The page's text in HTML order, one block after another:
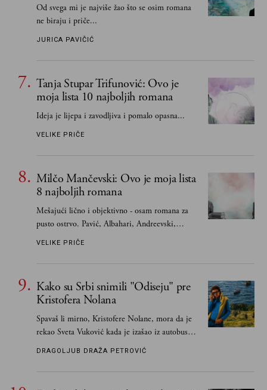
Od svega mi je najviše žao što se osim romana
ne biraju i priče...
JURICA PAVIČIĆ
Tanja Stupar Trifunović: Ovo je
moja lista 10 najboljih romana
Ideja je lijepa i zavodljiva i pomalo opasna...
VELIKE PRIČE
Milčo Mančevski: Ovo je moja lista
8 najboljih romana
Mešajući lično i objektivno - osam romana za
pusto ostrvo. Pavić, Albahari, Andreevski,
VELIKE PRIČE
Kako su Srbi snimili "Odiseju" pre
Kristofera Nolana
Spavaš li mirno, Kristofere Nolane, mora da je
rekao Sveta Vuković kada je izašao iz autobusa i
čim je stigao kući pozvao Vojkana
DRAGOLJUB DRAŽA PETROVIĆ